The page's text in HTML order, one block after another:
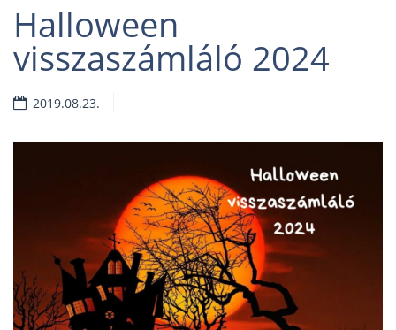
Halloween
visszaszámláló 2024
2019.08.23.